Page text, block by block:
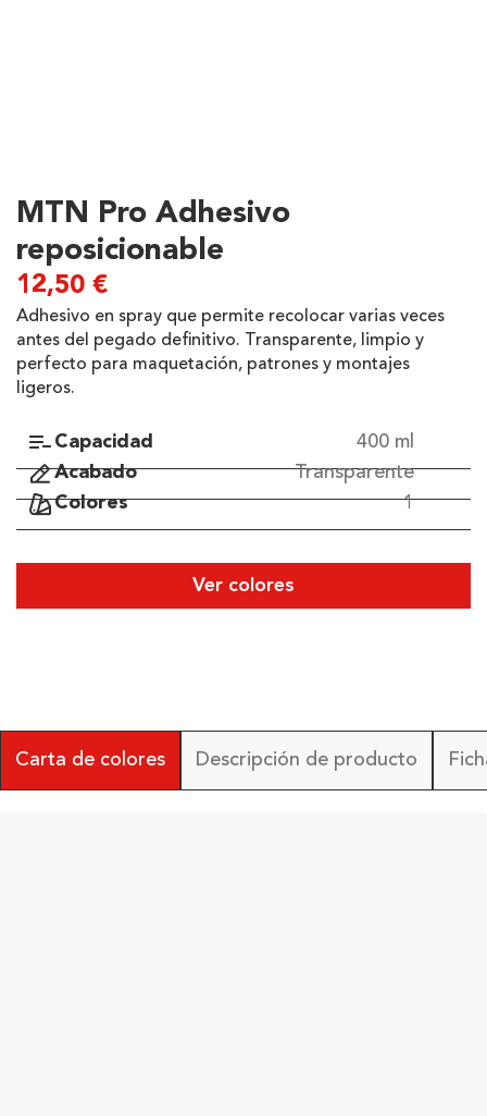
MTN Pro Adhesivo
reposicionable
12,50 €
Adhesivo en spray que permite recolocar varias veces
antes del pegado definitivo. Transparente, limpio y
perfecto para maquetación, patrones y montajes
ligeros.
Capacidad
400 ml
Acabado
Transparente
Colores
1
Ver colores
Carta de colores Descripción de producto